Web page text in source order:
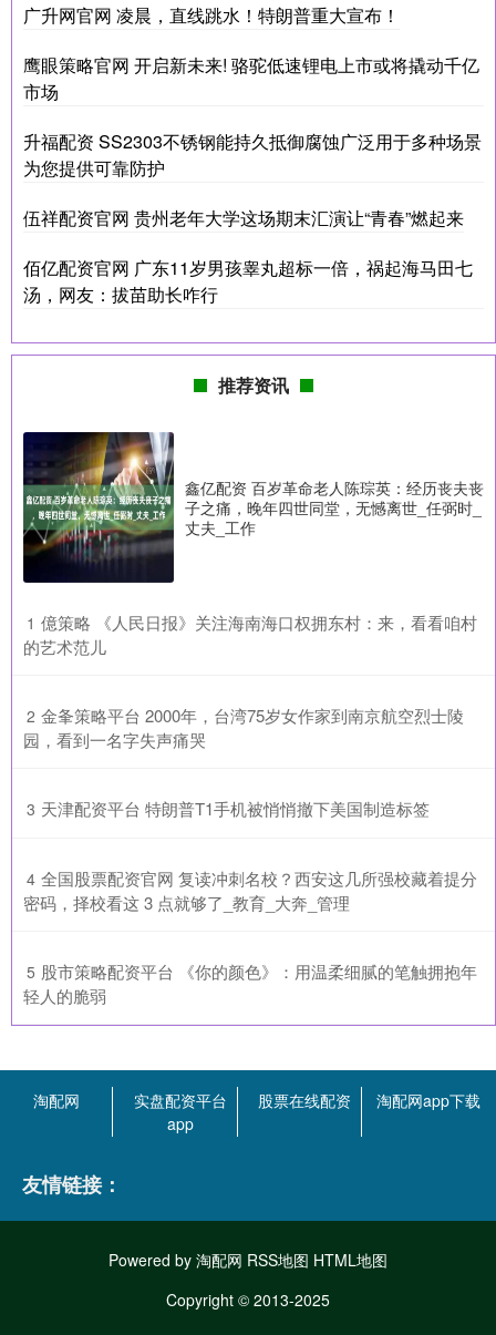
广升网官网 凌晨，直线跳水！特朗普重大宣布！
鹰眼策略官网 开启新未来! 骆驼低速锂电上市或将撬动千亿
市场
升福配资 SS2303不锈钢能持久抵御腐蚀广泛用于多种场景
为您提供可靠防护
伍祥配资官网 贵州老年大学这场期末汇演让“青春”燃起来
佰亿配资官网 广东11岁男孩睾丸超标一倍，祸起海马田七
汤，网友：拔苗助长咋行
推荐资讯
鑫亿配资 百岁革命老人陈琮英：经历丧夫丧
子之痛，晚年四世同堂，无憾离世_任弼时_
丈夫_工作
1 ​億策略 《人民日报》关注海南海口权拥东村：来，看看咱村
的艺术范儿
2 ​金夆策略平台 2000年，台湾75岁女作家到南京航空烈士陵
园，看到一名字失声痛哭
3 ​天津配资平台 特朗普T1手机被悄悄撤下美国制造标签
4 ​全国股票配资官网 复读冲刺名校？西安这几所强校藏着提分
密码，择校看这 3 点就够了_教育_大奔_管理
5 ​股市策略配资平台 《你的颜色》：用温柔细腻的笔触拥抱年
轻人的脆弱
淘配网
实盘配资平台
app
股票在线配资 淘配网app下载
友情链接：
Powered by 淘配网 RSS地图 HTML地图
Copyright © 2013-2025